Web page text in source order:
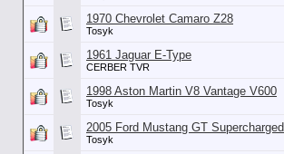
1970 Chevrolet Camaro Z28
Tosyk
1961 Jaguar E-Type
CERBER TVR
1998 Aston Martin V8 Vantage V600
Tosyk
2005 Ford Mustang GT Supercharged
Tosyk